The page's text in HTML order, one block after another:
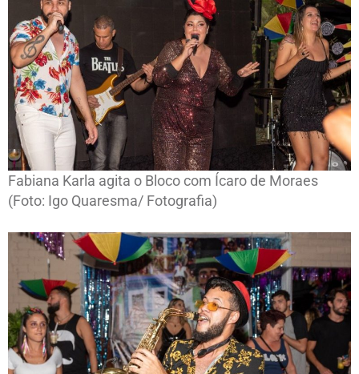
Fabiana Karla agita o Bloco com Ícaro de Moraes
(Foto: Igo Quaresma/ Fotografia)